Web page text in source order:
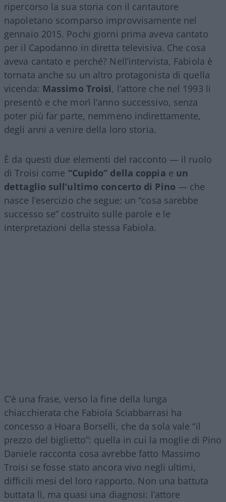
ripercorso la sua storia con il cantautore
napoletano scomparso improvvisamente nel
gennaio 2015. Pochi giorni prima aveva cantato
per il Capodanno in diretta televisiva. Che cosa
aveva cantato e perché? Nell’intervista, Fabiola è
tornata anche su un altro protagonista di quella
vicenda: Massimo Troisi, l’attore che nel 1993 li
presentò e che morì l’anno successivo, senza
poter più far parte, nemmeno indirettamente,
degli anni a venire della loro storia.
È da questi due elementi del racconto — il ruolo
di Troisi come “Cupido” della coppia e un
dettaglio sull’ultimo concerto di Pino — che
nasce l’esercizio che segue: un “cosa sarebbe
successo se” costruito sulle parole e le
interpretazioni della stessa Fabiola.
C’è una frase, verso la fine della lunga
chiacchierata che Fabiola Sciabbarrasi ha
concesso a Hoara Borselli, che da sola vale “il
prezzo del biglietto”: quella in cui la moglie di Pino
Daniele racconta cosa avrebbe fatto Massimo
Troisi se fosse stato ancora vivo negli ultimi,
difficili mesi del loro rapporto. Non una battuta
buttata lì, ma quasi una diagnosi: l’attore